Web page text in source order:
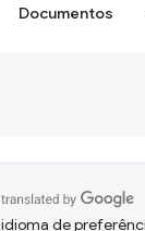
Documentos
idioma de